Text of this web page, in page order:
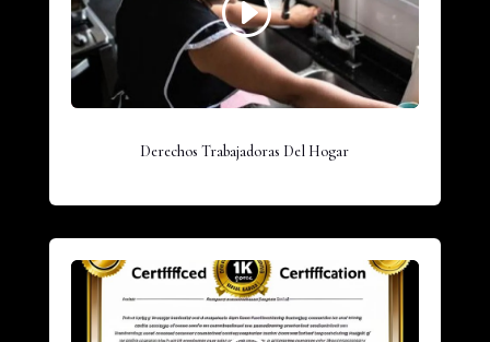
Derechos Trabajadoras Del Hogar